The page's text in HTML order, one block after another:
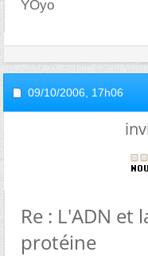
YOyo
09/10/2006, 17h06
Re : L'ADN et
protéine